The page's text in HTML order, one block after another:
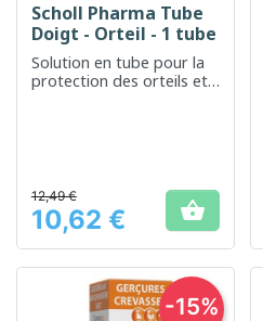
Scholl Pharma Tube
Doigt - Orteil - 1 tube
Solution en tube pour la
protection des orteils et
Prix
12,49 €
10,62 € 
-15%